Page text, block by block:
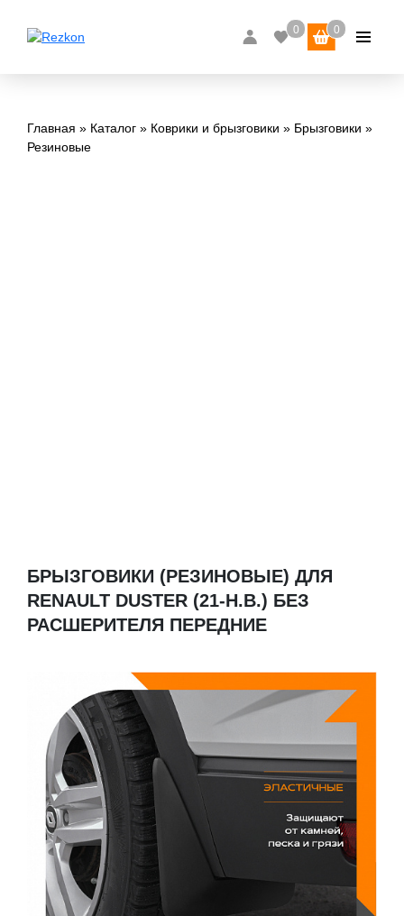
Главная Каталог Коврики и брызговики
Брызговики
Резиновые
БРЫЗГОВИКИ (РЕЗИНОВЫЕ) ДЛЯ
RENAULT DUSTER (21-Н.В.) БЕЗ
РАСШЕРИТЕЛЯ ПЕРЕДНИЕ